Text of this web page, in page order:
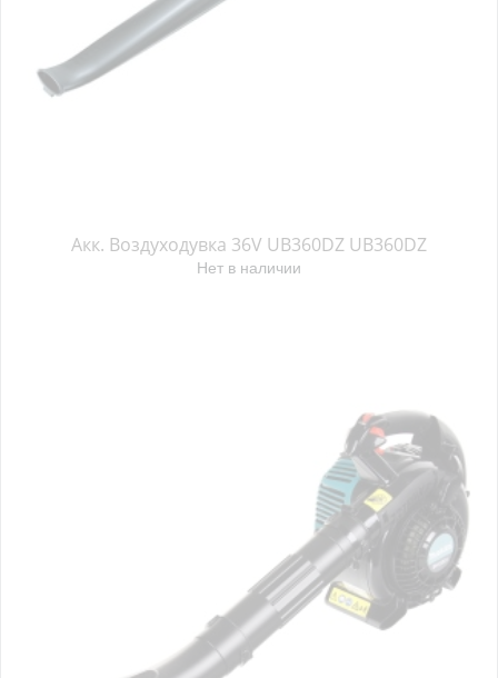
Акк. Воздуходувка 36V UB360DZ UB360DZ
Нет в наличии